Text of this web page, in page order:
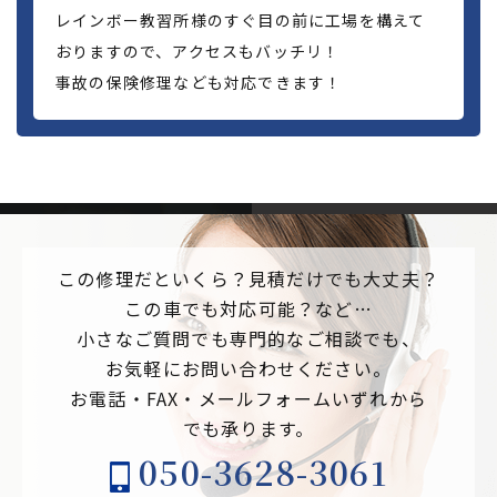
レインボー教習所様のすぐ目の前に工場を構えて
おりますので、アクセスもバッチリ！
事故の保険修理なども対応できます！
この修理だといくら？見積だけでも大丈夫？
この車でも対応可能？など…
小さなご質問でも専門的なご相談でも、
お気軽にお問い合わせください。
お電話・FAX・メールフォームいずれから
でも承ります。
050-3628-3061